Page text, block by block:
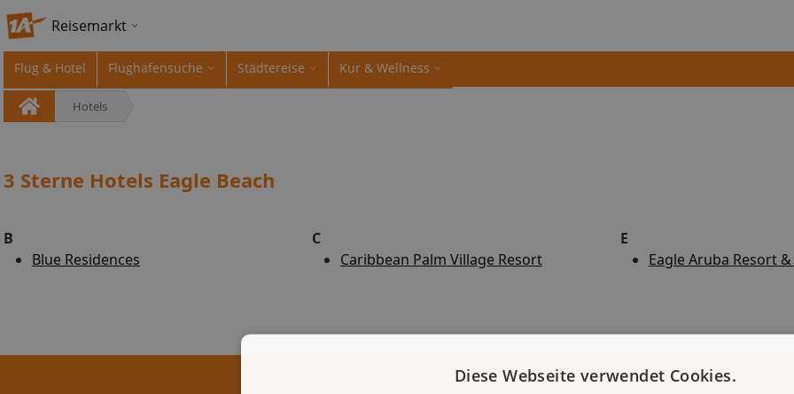
Reisemarkt
Flug & Hotel Flughafensuche Städtereise Kur & Wellness
Hotels
3 Sterne Hotels Eagle Beach
B
Blue Residences
C
Caribbean Palm Village Resort
E
Eagle Aruba Resort
Diese Webseite verwendet Cookies.